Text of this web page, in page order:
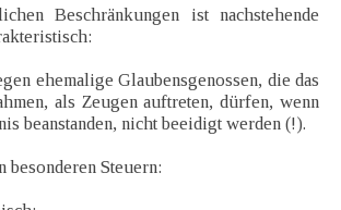
Beschränkungen ist nachstehende
ehemalige Glaubensgenossen, die das
als Zeugen auftreten, dürfen, wenn
beanstanden, nicht beeidigt werden (!).
besonderen Steuern: